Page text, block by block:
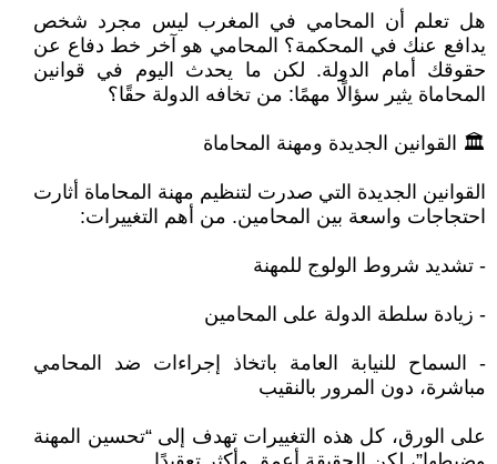
هل تعلم أن المحامي في المغرب ليس مجرد شخص
يدافع عنك في المحكمة؟ المحامي هو آخر خط دفاع عن
حقوقك أمام الدولة. لكن ما يحدث اليوم في قوانين
المحاماة يثير سؤالًا مهمًا: من تخافه الدولة حقًا؟
🏛️ القوانين الجديدة ومهنة المحاماة
القوانين الجديدة التي صدرت لتنظيم مهنة المحاماة أثارت
احتجاجات واسعة بين المحامين. من أهم التغييرات:
- تشديد شروط الولوج للمهنة
- زيادة سلطة الدولة على المحامين
- السماح للنيابة العامة باتخاذ إجراءات ضد المحامي
مباشرة، دون المرور بالنقيب
على الورق، كل هذه التغييرات تهدف إلى “تحسين المهنة